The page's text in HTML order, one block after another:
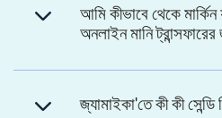
আমি কীভাবে থেকে
অনলাইন মানি
জ্যামাইকা'তে কী কী